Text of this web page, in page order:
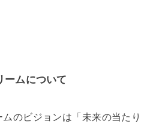
ームについて
のビジョンは「未来の当たり